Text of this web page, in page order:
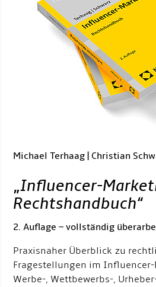
Michael Terhaag | Christian
„Influencer-
Rechtshandbuch“
2. Auflage – vollständig
Praxisnaher Überblick zu
Fragestellungen im
Werbe-, Wettbewerbs-,